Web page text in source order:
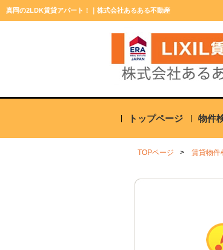
真岡の2LDK賃貸アパート！｜株式会社あるある不動産
トップページ 物件
TOPページ 賃貸物件